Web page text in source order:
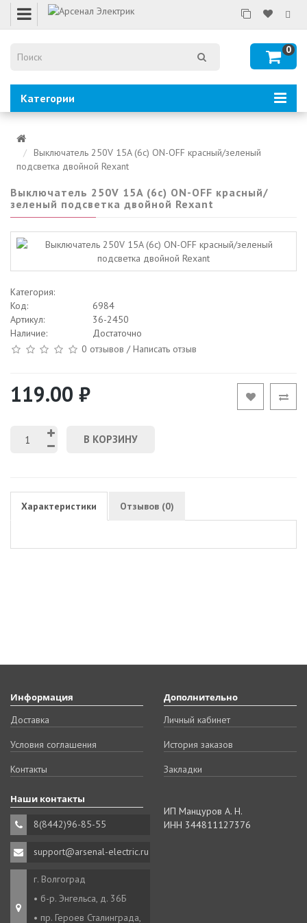
0
Категории
Выключатель 250V 15A (6c) ON-OFF красный/зеленый
подсветка двойной Rexant
Выключатель 250V 15A (6c) ON-OFF красный/
зеленый подсветка двойной Rexant
Категория:
Код:
6984
Артикул:
36-2450
Наличие:
Достаточно
0 отзывов /Написать отзыв
119.00 ₽
В КОРЗИНУ
Характеристики Отзывов (0)
Информация
Доставка
Условия соглашения
Контакты
Дополнительно
Личный кабинет
История заказов
Закладки
Наши контакты
8(8442)96-85-55
support@arsenal-electric.ru
г. Волгоград
• б-р. Энгельса, д. 36Б
• пр. Героев Сталинграда,
ИП Манцуров А. Н.
ИНН 344811127376